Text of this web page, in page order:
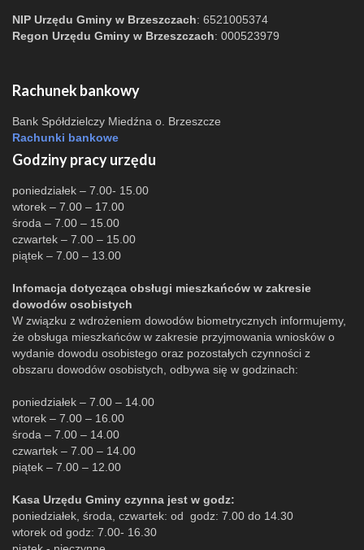
NIP Urzędu Gminy w Brzeszczach: 6521005374
Regon Urzędu Gminy w Brzeszczach: 000523979
Rachunek bankowy
Bank Spółdzielczy Miedźna o. Brzeszcze
Rachunki bankowe
Godziny pracy urzędu
poniedziałek – 7.00- 15.00
wtorek – 7.00 – 17.00
środa – 7.00 – 15.00
czwartek – 7.00 – 15.00
piątek – 7.00 – 13.00
Infomacja dotycząca obsługi mieszkańców w zakresie
dowodów osobistych
W związku z wdrożeniem dowodów biometrycznych informujemy,
że obsługa mieszkańców w zakresie przyjmowania wniosków o
wydanie dowodu osobistego oraz pozostałych czynności z
obszaru dowodów osobistych, odbywa się w godzinach:
poniedziałek – 7.00 – 14.00
wtorek – 7.00 – 16.00
środa – 7.00 – 14.00
czwartek – 7.00 – 14.00
piątek – 7.00 – 12.00
Kasa Urzędu Gminy czynna jest w godz:
poniedziałek, środa, czwartek: od godz: 7.00 do 14.30
wtorek od godz: 7.00- 16.30